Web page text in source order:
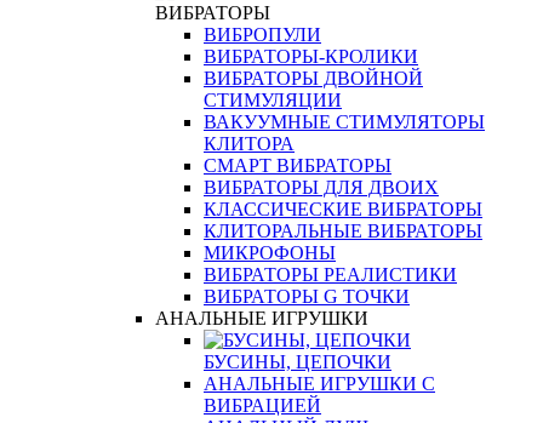
ВИБРАТОРЫ
ВИБРОПУЛИ
ВИБРАТОРЫ-КРОЛИКИ
ВИБРАТОРЫ ДВОЙНОЙ
СТИМУЛЯЦИИ
ВАКУУМНЫЕ СТИМУЛЯТОРЫ
КЛИТОРА
СМАРТ ВИБРАТОРЫ
ВИБРАТОРЫ ДЛЯ ДВОИХ
КЛАССИЧЕСКИЕ ВИБРАТОРЫ
КЛИТОРАЛЬНЫЕ ВИБРАТОРЫ
МИКРОФОНЫ
ВИБРАТОРЫ РЕАЛИСТИКИ
ВИБРАТОРЫ G ТОЧКИ
АНАЛЬНЫЕ ИГРУШКИ
БУСИНЫ, ЦЕПОЧКИ
АНАЛЬНЫЕ ИГРУШКИ С
ВИБРАЦИЕЙ